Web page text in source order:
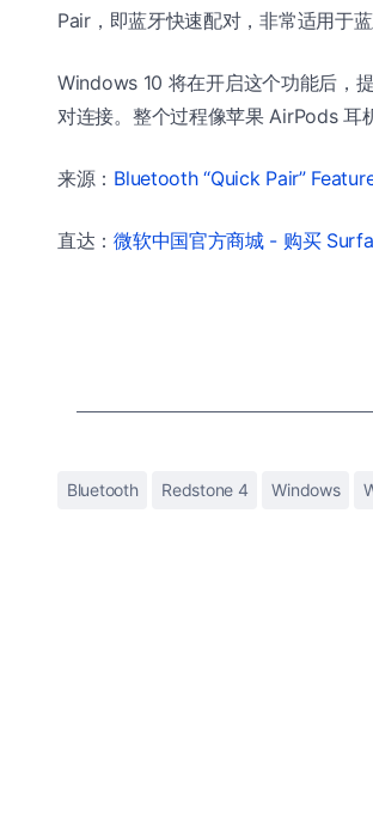
Pair，即蓝牙快速配对，非常适用于
Windows 10 将在开启这个功能后，
对连接。整个过程像苹果 AirPods 耳
来源： Bluetooth “Quick Pair”
直达：微软中国官方商城 - 购买
Bluetooth Redstone 4 Windows